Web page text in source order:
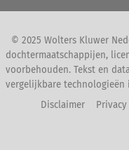
© 2025 Wolters Kluwer
dochtermaatschappijen,
voorbehouden. Tekst en
vergelijkbare technologieën
Disclaimer